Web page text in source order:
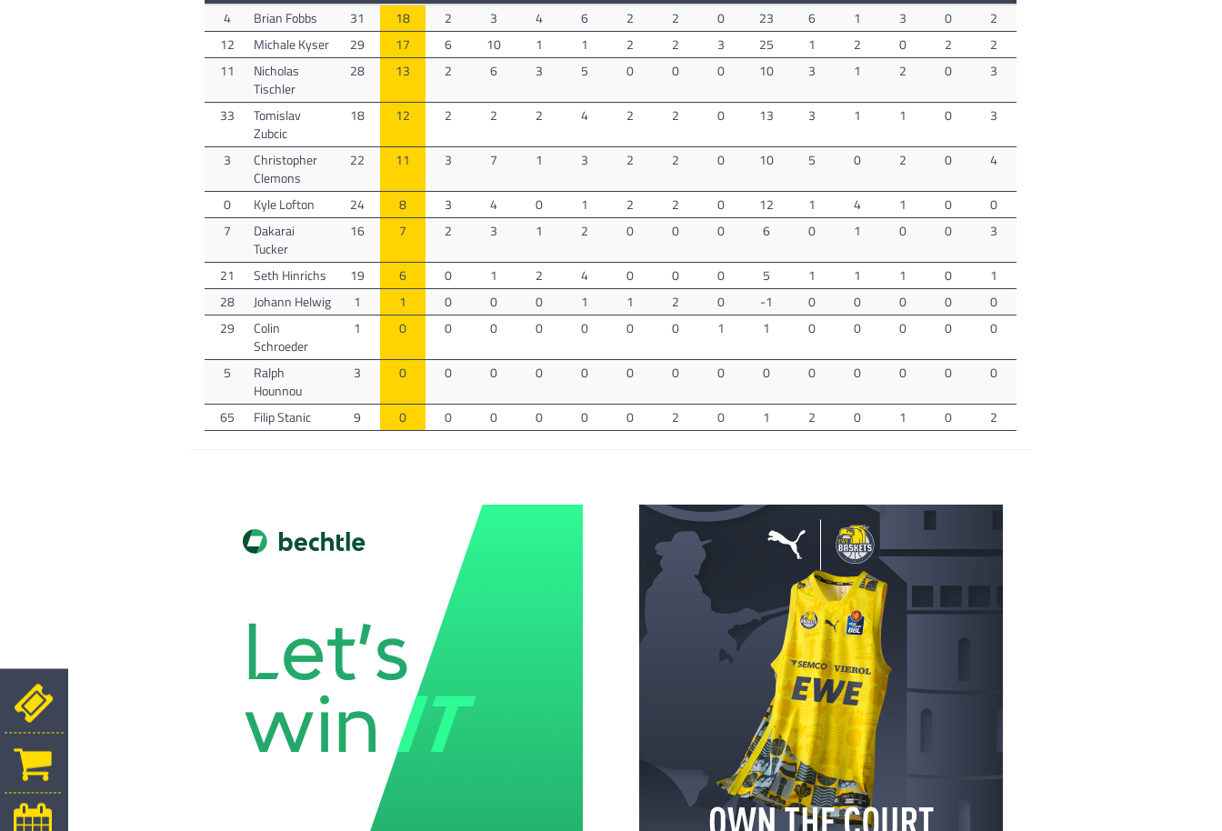
4
Brian Fobbs 31 18 2 3 4 6 2 2 0 23 6 1 3 0
2
12
Michale Kyser 29 17 6 10 1 1 2 2 3 25 1 2 0 2
2
11
Nicholas
Tischler
28 13 2 6 3 5 0 0 0 10 3 1 2 0 3
33
Tomislav
Zubcic
18 12 2 2 2 4 2 2 0 13 3 1 1 0 3
3
Christopher
Clemons
22 11 3 7 1 3 2 2 0 10 5 0 2 0 4
0 Kyle Lofton 24 8 3 4 0 1 2 2 0 12 1 4 1 0
0
7
Dakarai
Tucker
16 7 2 3 1 2 0 0 0 6 0 1 0 0 3
21 Seth Hinrichs 19 6 0 1 2 4 0 0 0 5 1 1 1 0
1
28
Johann Helwig 1 1 0 0 0 1 1 2 0 -1 0 0 0 0
0
29
Colin
Schroeder
1 0 0 0 0 0 0 0 1 1 0 0 0 0 0
5
Ralph
Hounnou
3 0 0 0 0 0 0 0 0 0 0 0 0 0 0
65 Filip Stanic 9 0 0 0 0 0 0 2 0 1 2 0 1 0 2